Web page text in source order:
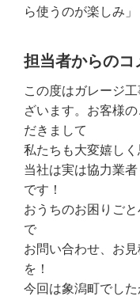
ら使うのが楽しみ」
担当者からのコ
この度はガレージ
ざいます。お客様
だきまして
私たちも大変嬉しく
当社は実は協力業
です！
おうちのお困りご
で
お問い合わせ、お
を！
今回は象潟町でし